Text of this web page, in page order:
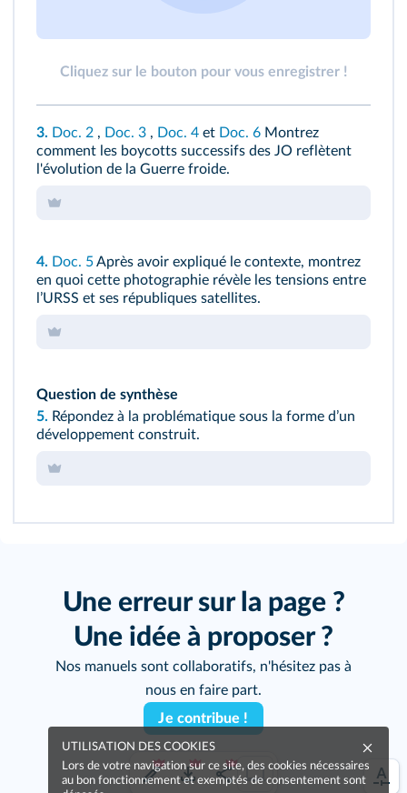
Cliquez sur le bouton pour vous enregistrer !
3. Doc. 2 , Doc. 3 , Doc. 4 et Doc. 6 Montrez
comment les boycotts successifs des JO reflètent
l'évolution de la Guerre froide.
4. Doc. 5Après avoir expliqué le contexte, montrez
en quoi cette photographie révèle les tensions entre
lʼURSS et ses républiques satellites.
Question de synthèse
5. Répondez à la problématique sous la forme dʼun
développement construit.
Une erreur sur la page ?
Une idée à proposer ?
Nos manuels sont collaboratifs, n'hésitez pas à
nous en faire part.
Je contribue !
UTILISATION DES COOKIES
Lors de votre navigation sur ce site, des cookies nécessaires
au bon fonctionnement et exemptés de consentement sont